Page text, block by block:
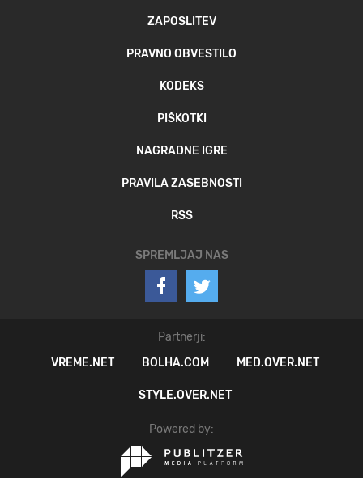
ZAPOSLITEV
PRAVNO OBVESTILO
KODEKS
PIŠKOTKI
NAGRADNE IGRE
PRAVILA ZASEBNOSTI
RSS
SPREMLJAJ NAS
Partnerji:
VREME.NET
BOLHA.COM MED.OVER.NET
STYLE.OVER.NET
Powered by: